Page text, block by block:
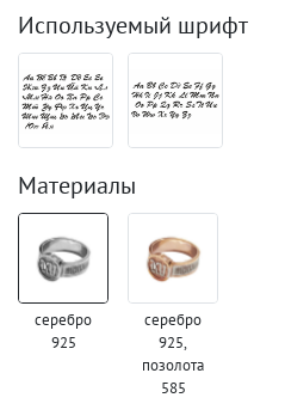
Используемый шрифт
Материалы
серебро
925
серебро
925,
позолота
585